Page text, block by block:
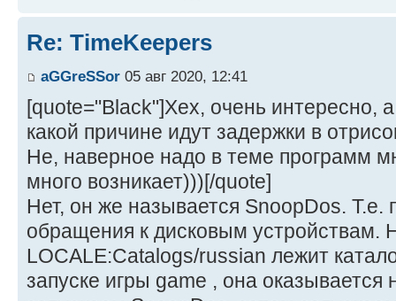
Re: TimeKeepers
aGGreSSor 05 авг 2020, 12:41
[quote="Black"]Хех, очень интересно,
какой причине идут задержки в
Не, наверное надо в теме программ
много возникает)))[/quote]
Нет, он же называется SnoopDos. Т.е.
обращения к дисковым устройствам.
LOCALE:Catalogs/russian лежит
запуске игры game , она